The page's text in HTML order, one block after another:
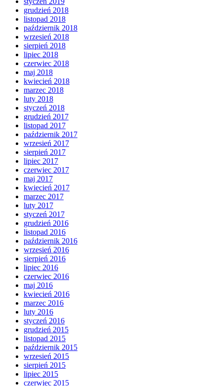
grudzień 2018
listopad 2018
październik 2018
wrzesień 2018
sierpień 2018
lipiec 2018
czerwiec 2018
maj 2018
kwiecień 2018
marzec 2018
luty 2018
styczeń 2018
grudzień 2017
listopad 2017
październik 2017
wrzesień 2017
sierpień 2017
lipiec 2017
czerwiec 2017
maj 2017
kwiecień 2017
marzec 2017
luty 2017
styczeń 2017
grudzień 2016
listopad 2016
październik 2016
wrzesień 2016
sierpień 2016
lipiec 2016
czerwiec 2016
maj 2016
kwiecień 2016
marzec 2016
luty 2016
styczeń 2016
grudzień 2015
listopad 2015
październik 2015
wrzesień 2015
sierpień 2015
lipiec 2015
czerwiec 2015